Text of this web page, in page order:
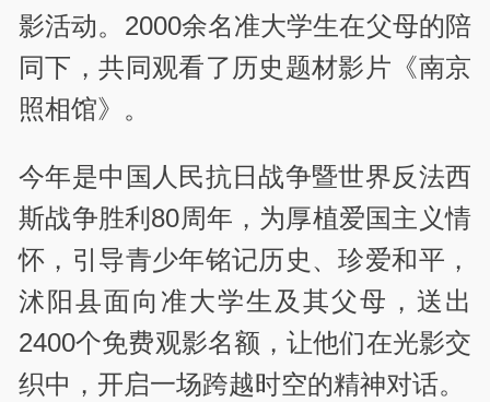
影活动。2000余名准大学生在父母的陪
同下，共同观看了历史题材影片《南京
照相馆》。
今年是中国人民抗日战争暨世界反法西
斯战争胜利80周年，为厚植爱国主义情
怀，引导青少年铭记历史、珍爱和平，
沭阳县面向准大学生及其父母，送出
2400个免费观影名额，让他们在光影交
织中，开启一场跨越时空的精神对话。